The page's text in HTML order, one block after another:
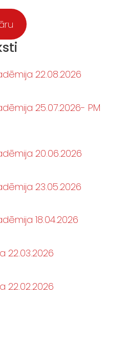
22.08.2026
25.07.2026- PM
20.06.2026
23.05.2026
18.04.2026
22.03.2026
22.02.2026